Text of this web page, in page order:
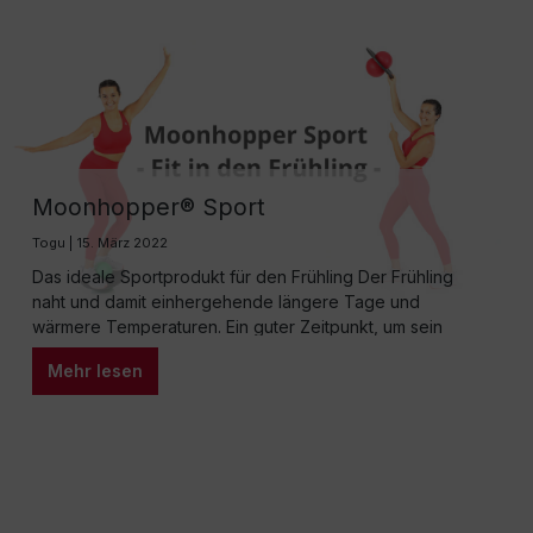
Moonhopper® Sport
Togu | 15. März 2022
Das ideale Sportprodukt für den Frühling Der Frühling
naht und damit einhergehende längere Tage und
wärmere Temperaturen. Ein guter Zeitpunkt, um sein
Sportprogramm an die frische Luft zu verlegen.
Unterstützung bietet das bayerische Unternehmen
TOGU® mit seinem Balance Trainingsgerät Moonhopper®
Mehr lesen